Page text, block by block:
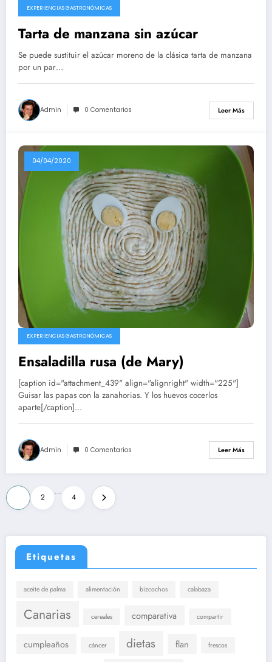
EXPERIENCIAS GASTRONÓMICAS
Tarta de manzana sin azúcar
Se puede sustituir el azúcar moreno de la clásica tarta de manzana
por un par…
Admin 0 Comentarios Leer Más
04/04/2020
EXPERIENCIAS GASTRONÓMICAS
Ensaladilla rusa (de Mary)
[caption id="attachment_439" align="alignright" width="225"]
Guisar las papas con la zanahorias. Y los huevos cocerlos
aparte[/caption]…
Admin 0 Comentarios Leer Más
Paginación
de
entradas
2
…
4
Etiquetas
aceite de palma alimentación bizcochos calabaza
Canarias cereales comparativa compartir
cumpleaños cáncer dietas flan frescos